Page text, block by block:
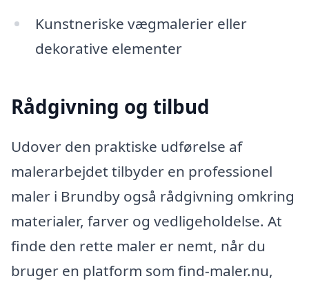
Kunstneriske vægmalerier eller
dekorative elementer
Rådgivning og tilbud
Udover den praktiske udførelse af
malerarbejdet tilbyder en professionel
maler i Brundby også rådgivning omkring
materialer, farver og vedligeholdelse. At
finde den rette maler er nemt, når du
bruger en platform som find-maler.nu,